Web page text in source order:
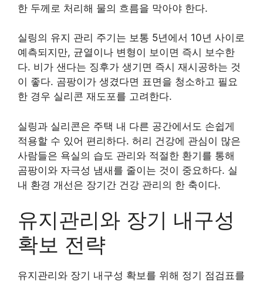
한 두께로 처리해 물의 흐름을 막아야 한다.
실링의 유지 관리 주기는 보통 5년에서 10년 사이로
예측되지만, 균열이나 변형이 보이면 즉시 보수한
다. 비가 샌다는 징후가 생기면 즉시 재시공하는 것
이 좋다. 곰팡이가 생겼다면 표면을 청소하고 필요
한 경우 실리콘 재도포를 고려한다.
실링과 실리콘은 주택 내 다른 공간에서도 손쉽게
적용할 수 있어 편리하다. 허리 건강에 관심이 많은
사람들은 욕실의 습도 관리와 적절한 환기를 통해
곰팡이와 자극성 냄새를 줄이는 것이 중요하다. 실
내 환경 개선은 장기간 건강 관리의 한 축이다.
유지관리와 장기 내구성
확보 전략
유지관리와 장기 내구성 확보를 위해 정기 점검표를